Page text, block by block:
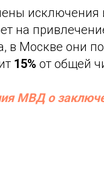
исключения
на
в Москве они
15% от общей
МВД о